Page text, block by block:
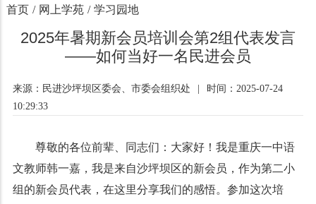
首页 / 网上学苑 / 学习园地
2025年暑期新会员培训会第2组代表发言
——如何当好一名民进会员
来源：民进沙坪坝区委会、市委会组织处
时间：2025-07-24
10:29:33
尊敬的各位前辈、同志们： 大家好！我是重庆一中语
文教师韩一嘉，我是来自沙坪坝区的新会员，作为第二小
组的新会员代表，在这里分享我们的感悟。参加这次培